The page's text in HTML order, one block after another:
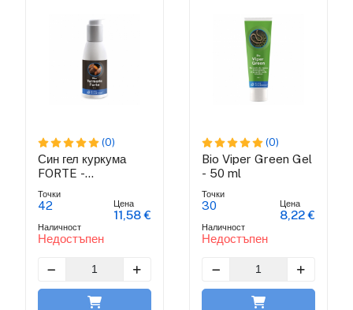
(0)
Син гел куркума
FORTE -
гел
Точки
42
Наличност
Недостъпен
Цена
11,58 €
(0)
Bio Viper Green Gel
- 50 ml
Точки
30
Наличност
Недостъпен
Цена
8,22 €